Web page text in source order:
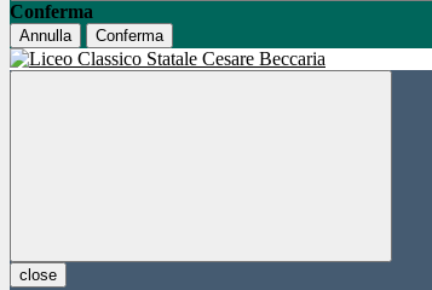
Conferma
Annulla Conferma
close